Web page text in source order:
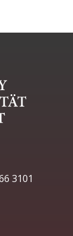
3101